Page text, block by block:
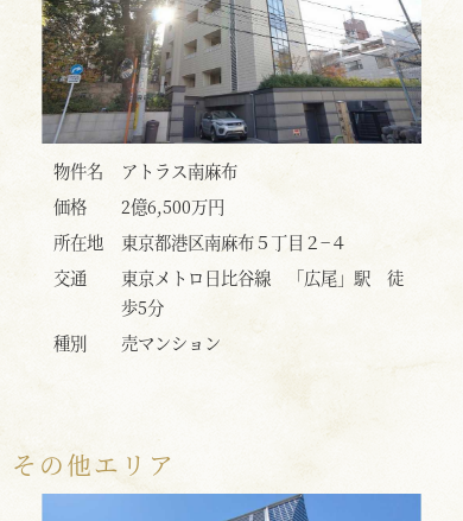
物件名
アトラス南麻布
価格
2億6,500万円
所在地
東京都港区南麻布５丁目２−４
交通
東京メトロ日比谷線 「広尾」駅 徒
歩5分
種別
売マンション
その他エリア